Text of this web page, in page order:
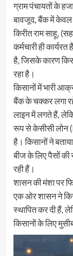
ग्राम पंचायतों के
बावजूद, बैंक में केवल
किरीत राम साहू,
कर्मचारी ही
है, जिसके कारण
रहा है।
किसानों में भारी
बैंक के चक्कर लगा
लाइन में लगते हैं,
रूप से केसीसी लोन
है। किसानों ने
बीज के लिए पैसों
रही हैं।
शासन की मंशा पर
एक ओर शासन ने
स्थापित कर दी हैं,
किसानों के लिए